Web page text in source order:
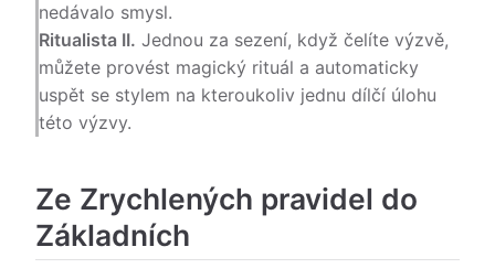
nedávalo smysl.
Ritualista II. Jednou za sezení, když čelíte výzvě,
můžete provést magický rituál a automaticky
uspět se stylem na kteroukoliv jednu dílčí úlohu
této výzvy.
Ze Zrychlených pravidel do
Základních